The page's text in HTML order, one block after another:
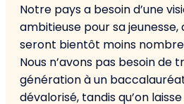
Notre pays a besoin d’une
ambitieuse pour sa jeunesse,
seront bientôt moins
Nous n’avons pas besoin de
génération à un
dévalorisé, tandis qu’on